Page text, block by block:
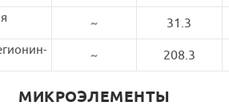
~ 31.3
~ 208.3
МИКРОЭЛЕМЕНТЫ